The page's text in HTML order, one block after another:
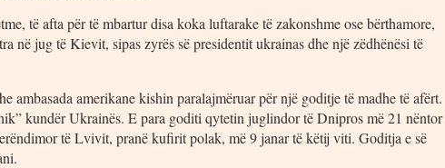
të afta për të mbartur disa koka luftarake të zakonshme ose bërthamore,
në jug të Kievit, sipas zyrës së presidentit ukrainas dhe një zëdhënësi të
ambasada amerikane kishin paralajmëruar për një goditje të madhe të afërt.
kundër Ukrainës. E para goditi qytetin juglindor të Dnipros më 21 nëntor
të Lvivit, pranë kufirit polak, më 9 janar të këtij viti. Goditja e së